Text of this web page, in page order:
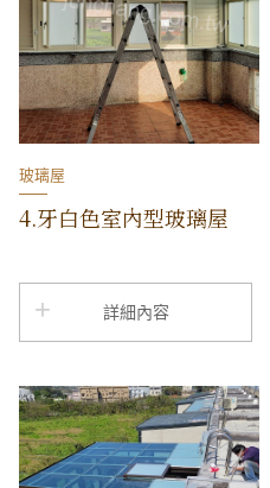
玻璃屋
4.牙白色室內型玻璃屋
詳細內容